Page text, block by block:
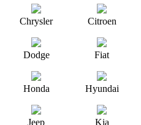
Chrysler Citroen
Dodge Fiat
Honda Hyundai
Jeep Kia